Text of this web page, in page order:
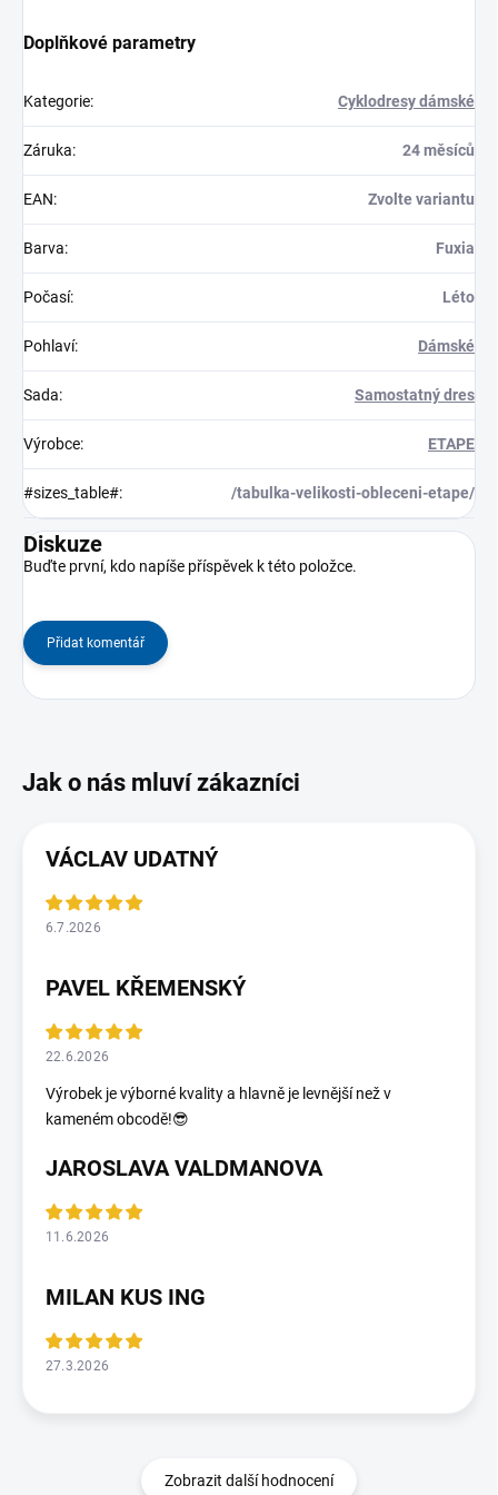
Doplňkové parametry
Kategorie: Cyklodresy dámské
Záruka: 24 měsíců
EAN: Zvolte variantu
Barva: Fuxia
Počasí: Léto
Pohlaví: Dámské
Sada: Samostatný dres
Výrobce: ETAPE
#sizes_table#: /tabulka-velikosti-obleceni-etape/
Diskuze
Buďte první, kdo napíše příspěvek k této položce.
Přidat komentář
VÁCLAV UDATNÝ
6.7.2026
PAVEL KŘEMENSKÝ
22.6.2026
Výrobek je výborné kvality a hlavně je levnější než v
kameném obcodě!😎
JAROSLAVA VALDMANOVA
11.6.2026
MILAN KUS ING
27.3.2026
Zobrazit další hodnocení